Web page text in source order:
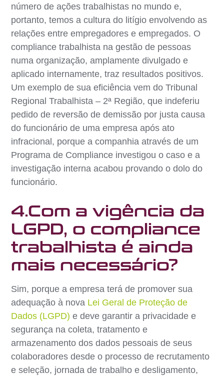
número de ações trabalhistas no mundo e,
portanto, temos a cultura do litígio envolvendo as
relações entre empregadores e empregados. O
compliance trabalhista na gestão de pessoas
numa organização, amplamente divulgado e
aplicado internamente, traz resultados positivos.
Um exemplo de sua eficiência vem do Tribunal
Regional Trabalhista – 2ª Região, que indeferiu
pedido de reversão de demissão por justa causa
do funcionário de uma empresa após ato
infracional, porque a companhia através de um
Programa de Compliance investigou o caso e a
investigação interna acabou provando o dolo do
funcionário.
4.Com a vigência da
LGPD, o compliance
trabalhista é ainda
mais necessário?
Sim, porque a empresa terá de promover sua
adequação à nova Lei Geral de Proteção de
Dados (LGPD) e deve garantir a privacidade e
segurança na coleta, tratamento e
armazenamento dos dados pessoais de seus
colaboradores desde o processo de recrutamento
e seleção, jornada de trabalho e desligamento,